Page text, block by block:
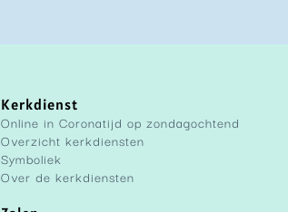
Kerkdienst
Online in Coronatijd op zondagochtend
Overzicht kerkdiensten
Symboliek
Over de kerkdiensten